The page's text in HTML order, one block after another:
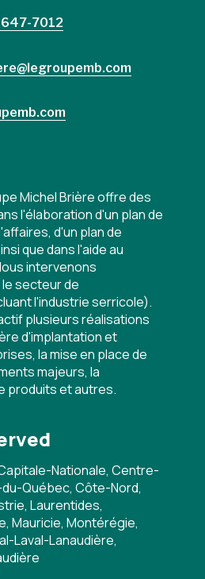
7012
Michel Brière offre des
l'élaboration d'un plan de
d'un plan de
que dans l'aide au
intervenons
secteur de
l'industrie serricole).
plusieurs réalisations
d'implantation et
la mise en place de
majeurs, la
produits et autres.
Nationale, Centre-
Québec, Côte-Nord,
Laurentides,
Mauricie, Montérégie,
Laval-Lanaudière,